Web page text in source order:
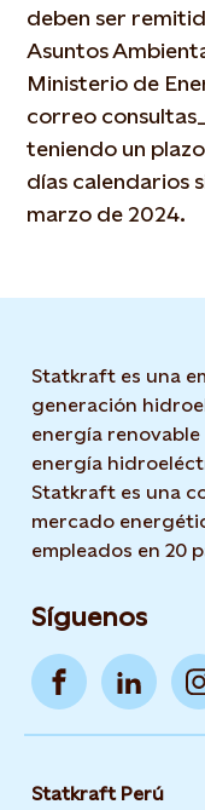
deben ser
Asuntos
Ministerio de
correo
teniendo un
días calendarios
marzo de 2024.
Statkraft es una
generación
energía
energía
Statkraft es una
mercado
empleados en 20
Síguenos
Statkraft Perú